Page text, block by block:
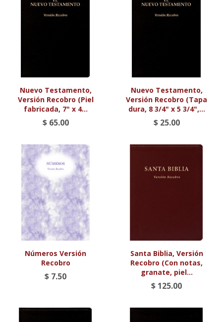
Nuevo Testamento,
Versión Recobro (Piel
fabricada, 7" x 4...
$ 65.00
Nuevo Testamento,
Versión Recobro (Tapa
dura, 8 3/4" x 5 3/4",...
$ 25.00
Números Versión
Recobro
$ 7.50
Santa Biblia, Versión
Recobro (Con notas,
granate, piel...
$ 125.00